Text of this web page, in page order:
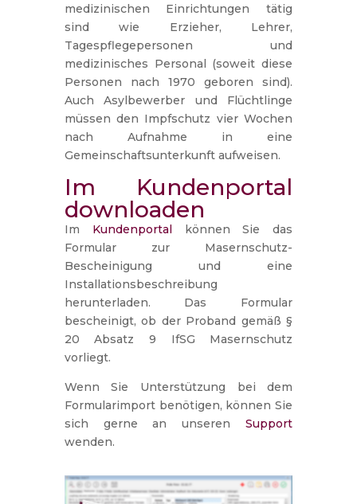
medizinischen Einrichtungen tätig
sind wie Erzieher, Lehrer,
Tagespflegepersonen und
medizinisches Personal (soweit diese
Personen nach 1970 geboren sind).
Auch Asylbewerber und Flüchtlinge
müssen den Impfschutz vier Wochen
nach Aufnahme in eine
Gemeinschaftsunterkunft aufweisen.
Im Kundenportal
downloaden
Im Kundenportalkönnen Sie das
Formular zur Masernschutz-
Bescheinigung und eine
Installationsbeschreibung
herunterladen. Das Formular
bescheinigt, ob der Proband gemäß §
20 Absatz 9 IfSG Masernschutz
vorliegt.
Wenn Sie Unterstützung bei dem
Formularimport benötigen, können Sie
sich gerne an unserenSupport
wenden.